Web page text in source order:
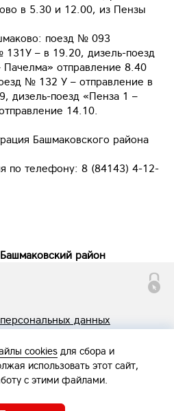
в 5.30 и 12.00, из Пензы
поезд № 093
– в 19.20, дизель-поезд
отправление 8.40
№ 132 У – отправление в
дизель-поезд «Пенза 1 –
14.10.
Башмаковского района
по телефону: 8 (84143) 4-12-
район
данных
cookies для сбора и
использовать этот сайт,
с этими файлами.